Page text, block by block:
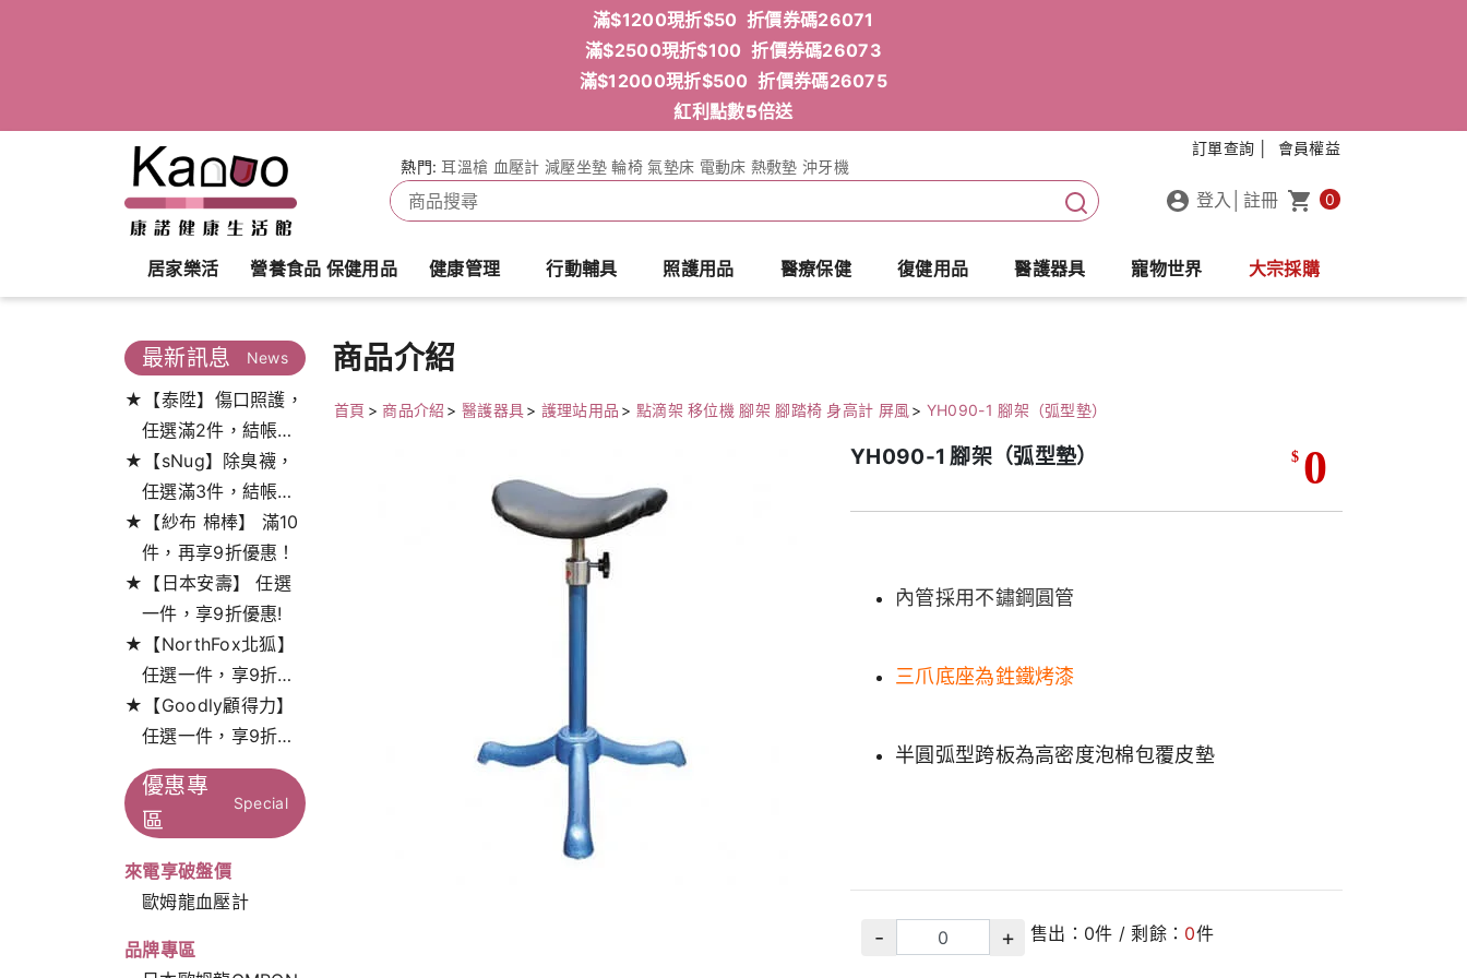
滿$1200現折$50 折價券碼26071
滿$2500現折$100 折價券碼26073
滿$12000現折$500 折價券碼26075
紅利點數5倍送
熱門: 耳溫槍 血壓計 減壓坐墊 輪椅 氣墊床 電動床 熱敷墊 沖牙機
訂單查詢 │ 會員權益
登入 註冊 0
居家樂活 營養食品 保健用品 健康管理 行動輔具 照護用品 醫療保健 復健用品 醫護器具 寵物世界 大宗採購
最新訊息 News
★【泰陞】傷口照護，
任選滿2件，結帳打
9.5折!
★【sNug】除臭襪，
任選滿3件，結帳打
9折!
★【紗布 棉棒】 滿10
件，再享9折優惠！
★【日本安壽】 任選
一件，享9折優惠!
★【NorthFox北狐】
任選一件，享9折特
惠！
★【Goodly顧得力】
任選一件，享9折特
惠！
優惠專
區
Special
來電享破盤價
歐姆龍血壓計
品牌專區
商品介紹
首頁 >商品介紹 >醫護器具> 護理站用品 > 點滴架 移位機 腳架 腳踏椅 身高計 屏風 > YH090-1 腳架（弧型墊）
YH090-1 腳架（弧型墊） $ 0
內管採用不鏽鋼圓管
三爪底座為鉎鐵烤漆
半圓弧型跨板為高密度泡棉包覆皮墊
- + 售出： 0件 / 剩餘： 0件